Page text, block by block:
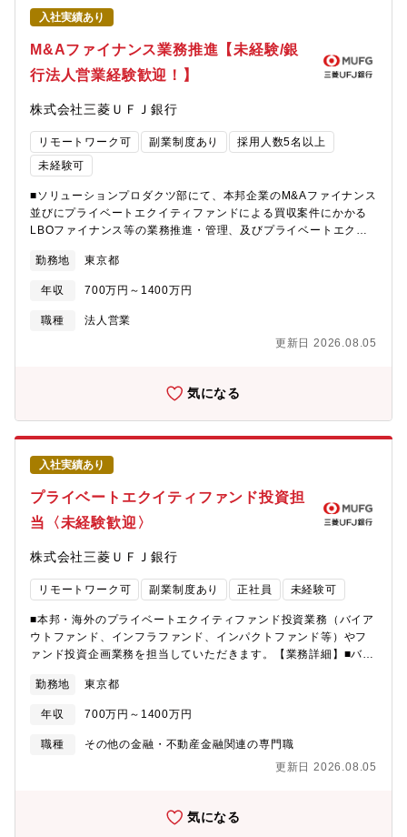
拠点といった多様なチームとコワークし価値を創出することが推
があります。・複数のプロジェクトに参加しながら、これまでの
経験を活かしつつ、新しい領域での経験を積んでいく事が可能で
す。・コンサルティングプロジェクトだけでなく、顧客に常駐や
出向といった形態で共同事業開発に取り組むなど、多様な機会が
あります。
部）と三菱UFJ銀行コーポレート情報営業部財務開発室が担って
います。案件内容・状況・規模によりますが、上場企業の業界再
編など大型案件はＭＵＭＳＳが、上場企業の中型カーブアウトや
買収（クロスボーダーを含む）、中小企業オーナーの売却案件は
財務開発室が、概ね担当します。【入社後のイメージ】副担当
ールヘッド）となるイメージです。M&A業務経験やパフォーマン
ス次第では1年経験ののちに2年目でディールヘッドを担当いただ
くこともございます。【働き方】■個人の事情に合わせた柔軟な働
き方が可能です。・時間外労働などの労務管理は確りと運営さ
れ、安心して働ける環境となっています。現在の財務開発室メン
バーの平均残業時間は38時間前後／月・在宅勤務を推奨しつつ、
リモートワークで案件が進められるような環境になっています。
【MUFGのM&A推進体制と特徴】■大型案件は三菱UFJモルガン・
型案件は三菱UFJ銀行の財務開発室が主にFA業務を執行します。■
財務開発室は、東・名・阪の各支店担当、営業本部（大企業）担
の下に複数のディールヘッドを配置し、ディールメンバーと共に
FA業務を執行します。【魅力ポイント】■残業時間も少なく、サー
担当できるため、お客様との関係が非常に良いです。■MUFGの有
する顧客ネットワークを最大限活用し、経営トップとのダイレク
トなコンタクトができます。■業界環境変化の最先端に身を置くこ
とで、業界再編等のダイナミックな動きを肌で感じることができ
ます。■事業会社、コンサルティングファーム、PEファンド、投
資銀行等、各業界のご経験及び知見を活かせる幅広い活躍のフィ
ールドがございます。
入社実績あり
M&Aファイナンス業務推進【未経験/銀
行法人営業経験歓迎！】
株式会社三菱ＵＦＪ銀行
リモートワーク可 副業制度あり
採用人数5名以上
未経験可
■ソリューションプロダクツ部にて、本邦企業のM&Aファイナンス
並びにプライベートエクイティファンドによる買収案件にかかる
LBOファイナンス等の業務推進・管理、及びプライベートエクイ
務】※未経験者の場合はまずは案件ソーシングか案件管理を担当
いただき、習熟度に応じて半年～1年程度で他担当を担っていただ
きます。・案件ソーシングサポート・投資実行までのエグゼキュ
―ション業務（DD・ドキュメンテーション・バリューエーショ
集対応等）・投資後のバリューアップ（担当部門への業務連携含
きます。【配属先情報】ソリューションプロダクツ部ーM&Aファ
イナンス部88名※ご経験スキルに応じて、以下より配属チームを
決定いたします。※希望に応じてローテーション可能です。※中
途入社者も14名所属しております。■オリジネーションGrr 15
名・企画担当：企画総括、内部管理 6名・フィナンシャルスポン
サーカバレッジ担当：案件発掘、PEファンドカバレッジ 7名・
コーポレートM&A担当：案件発掘・組成、エグゼキューション、
買収案件のファイナンスをアレンジ 7名■レバレッジドファイナ
ンスGr 24名・LBO/MBOチーム：LBO/MBOファイナンスの案件
レッジ■デッド・ストラクチャリングGr 37名・スぺシャルシチ
ュエーション担当：LBO/MBOローン支援先の業績悪化時及び高難
度案件管理、対応 7名・クレジットアナリシス担当：LBO/MBO
当：LBO/MBOローン支援先の案件管理 14名・エージェント担
当：LBO/MBOローン支援先のエージェント対応 8名【働き方】
出社と在宅をハイブリッドで勤務しております。・時差出勤、中
抜けあり・部分在宅あり【ポジションの魅力】■日本の社会問題と
ソリューションを通じ、日本の社会問題を解決する社会的意義の
未経験の方も専門性の高いキャリア構築を目指して頂けます。
■M&Aファイナンス領域で関与・管理するLBO/MBO件数は直近で
ダクトの一つです。■入行後まずは、当部門でのキャリア構築を目
勤務地 東京都
年収 700万円～1400万円
職種
法人営業
更新日 2026.08.05
気になる
入社実績あり
プライベートエクイティファンド投資担
当〈未経験歓迎〉
株式会社三菱ＵＦＪ銀行
リモートワーク可 副業制度あり 正社員 未経験可
■本邦・海外のプライベートエクイティファンド投資業務（バイア
ウトファンド、インフラファンド、インパクトファンド等）やフ
ァンド投資企画業務を担当していただきます。【業務詳細】■バイ
上げ、エクゼキューション（DD、稟議、ドキュメンテーション
等）■ファンド投資全体戦略立案・ファンドを活用した新ビジネス
開発、個別戦略サポート・ファンド投資全体モニタリング（投資
損益・投資効果・RWA管理）■投資を梃子としたビジネス拡大の
ターン追求、ポートフォリオ構築に加え、国内外の投資銀行ファ
ド出資を通じた付随取引によるバンキングビジネス（M&Aファイ
ナンスやプロジェクトファイナンス等）獲得を目的としておりま
勤務地 東京都
年収 700万円～1400万円
職種
その他の金融・不動産金融関連の専門職
更新日 2026.08.05
気になる